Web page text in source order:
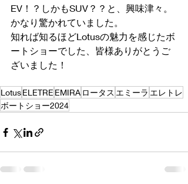
EV！？しかもSUV？？と、興味津々。
かなり驚かれていました。
知れば知るほどLotusの魅力を感じたボ
ートショーでした、皆様ありがとうご
ざいました！
LotusELETRE EMIRA ロータス エミーラ エレトレ
ボートショー2024